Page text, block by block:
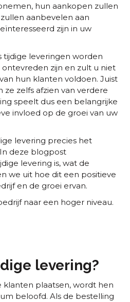
hun aankopen zullen
aanbevelen aan
zijn in uw
tijdige leveringen worden
zijn en zult u niet
hun klanten voldoen. Juist
zelfs afzien van verdere
speelt dus een belangrijke
invloed op de groei van uw
levering precies het
deze blogpost
levering is, wat de
we uit hoe dit een positieve
en de groei ervan.
naar een hoger niveau.
levering?
klanten plaatsen, wordt hen
beloofd. Als de bestelling